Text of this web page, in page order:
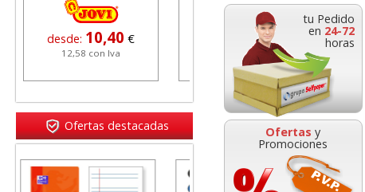
tu Pedido
en 24-72
horas
Ofertas y
Promociones
desde: 10,40 €
12,58 con Iva
1,82
2,20 con Iva
Ofertas destacadas